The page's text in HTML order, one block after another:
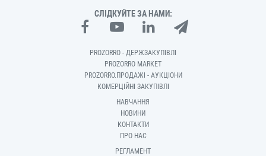
СЛІДКУЙТЕ ЗА НАМИ:
PROZORRO - ДЕРЖЗАКУПІВЛІ
PROZORRO MARKET
PROZORRO.ПРОДАЖІ - АУКЦІОНИ
КОМЕРЦІЙНІ ЗАКУПІВЛІ
НАВЧАННЯ
НОВИНИ
КОНТАКТИ
ПРО НАС
РЕГЛАМЕНТ